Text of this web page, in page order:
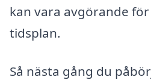
kan vara avgörande
tidsplan.
Så nästa gång du